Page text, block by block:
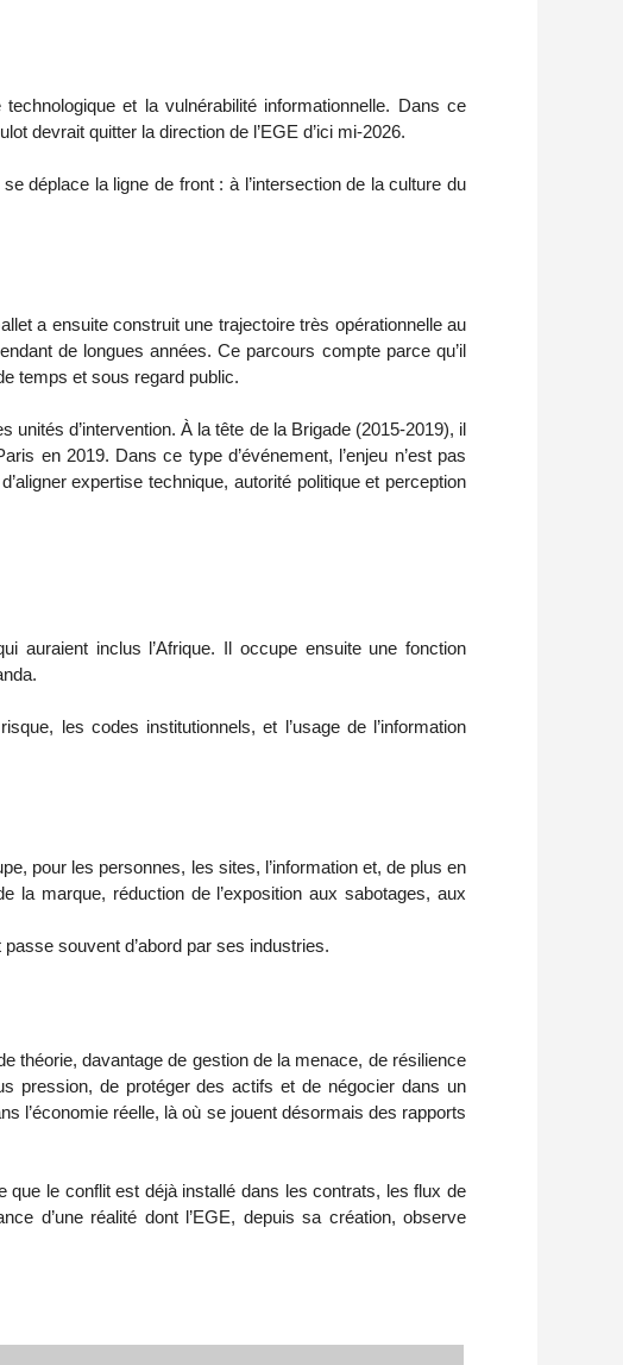
et la vulnérabilité informationnelle. Dans ce
devrait quitter la direction de l’EGE d’ici mi-2026.
déplace la ligne de front : à l’intersection de la culture du
a ensuite construit une trajectoire très opérationnelle au
de longues années. Ce parcours compte parce qu’il
temps et sous regard public.
d’intervention. À la tête de la Brigade (2015-2019), il
en 2019. Dans ce type d’événement, l’enjeu n’est pas
expertise technique, autorité politique et perception
auraient inclus l’Afrique. Il occupe ensuite une fonction
les codes institutionnels, et l’usage de l’information
pour les personnes, les sites, l’information et, de plus en
la marque, réduction de l’exposition aux sabotages, aux
souvent d’abord par ses industries.
théorie, davantage de gestion de la menace, de résilience
pression, de protéger des actifs et de négocier dans un
l’économie réelle, là où se jouent désormais des rapports
que le conflit est déjà installé dans les contrats, les flux de
d’une réalité dont l’EGE, depuis sa création, observe